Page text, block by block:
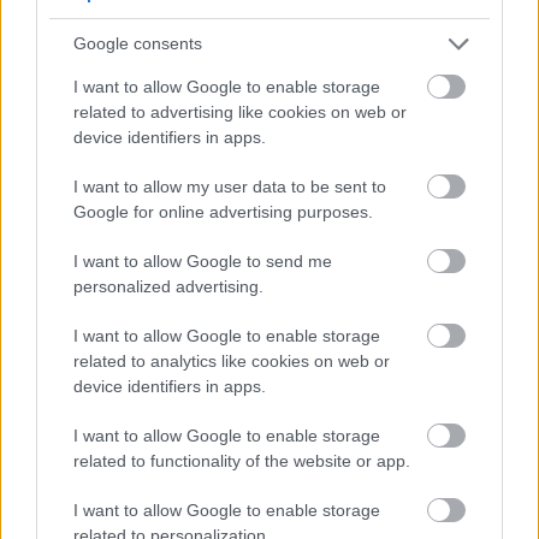
Google consents
I want to allow Google to enable storage
related to advertising like cookies on web or
device identifiers in apps.
I want to allow my user data to be sent to
Google for online advertising purposes.
I want to allow Google to send me
personalized advertising.
I want to allow Google to enable storage
related to analytics like cookies on web or
device identifiers in apps.
I want to allow Google to enable storage
related to functionality of the website or app.
I want to allow Google to enable storage
related to personalization.